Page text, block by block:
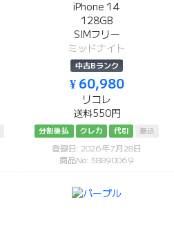
iPhone 14
128GB
SIMフリー
ミッドナイト
中古Bランク
¥ 60,980
リコレ
送料550円
分割後払 クレカ 代引 振込
登録日: 2026年7月28日
商品No: 38890069